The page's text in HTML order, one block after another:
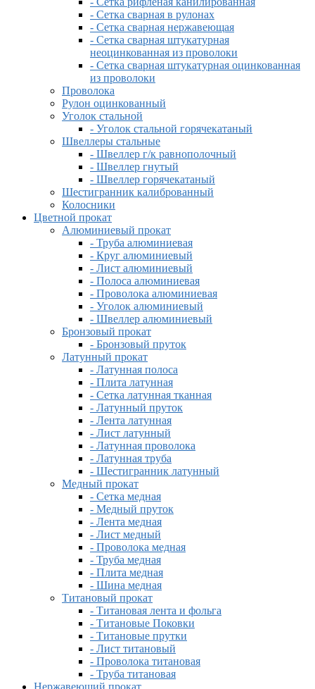
- Сетка сварная в рулонах
- Сетка сварная нержавеющая
- Сетка сварная штукатурная
неоцинкованная из проволоки
- Сетка сварная штукатурная оцинкованная
из проволоки
Проволока
Рулон оцинкованный
Уголок стальной
- Уголок стальной горячекатаный
Швеллеры стальные
- Швеллер г/к равнополочный
- Швеллер гнутый
- Швеллер горячекатаный
Шестигранник калиброванный
Колосники
Цветной прокат
Алюминиевый прокат
- Труба алюминиевая
- Круг алюминиевый
- Лист алюминиевый
- Полоса алюминиевая
- Проволока алюминиевая
- Уголок алюминиевый
- Швеллер алюминиевый
Бронзовый прокат
- Бронзовый пруток
Латунный прокат
- Латунная полоса
- Плита латунная
- Сетка латунная тканная
- Латунный пруток
- Лента латунная
- Лист латунный
- Латунная проволока
- Латунная труба
- Шестигранник латунный
Медный прокат
- Сетка медная
- Медный пруток
- Лента медная
- Лист медный
- Проволока медная
- Труба медная
- Плита медная
- Шина медная
Титановый прокат
- Титановая лента и фольга
- Титановые Поковки
- Титановые прутки
- Лист титановый
- Проволока титановая
- Труба титановая
Нержавеющий прокат